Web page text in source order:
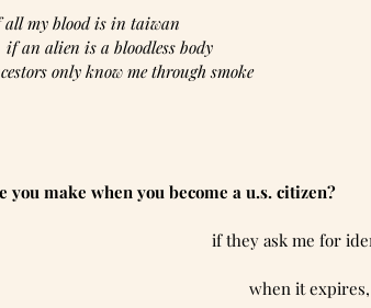
my blood is in taiwan
if an alien is a bloodless body
only know me through smoke
you make when you become a u.s. citizen?
if they ask me for
when it